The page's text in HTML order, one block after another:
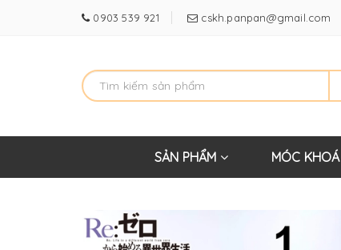
0903 539 921 cskh.panpan@gmail.com
SẢN PHẨM MÓC KHOÁ